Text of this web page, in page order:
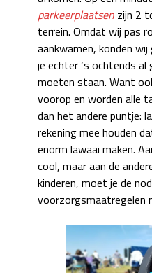
parkeerplaatsen zijn 2
terrein. Omdat wij pas
aankwamen, konden
je echter ‘s ochtends al
moeten staan. Want
voorop en worden alle
dan het andere puntje:
rekening mee houden
enorm lawaai maken.
cool, maar aan de
kinderen, moet je de
voorzorgsmaatregelen